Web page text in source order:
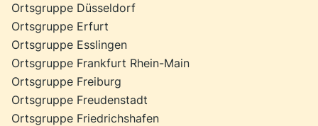
Ortsgruppe Düsseldorf
Ortsgruppe Erfurt
Ortsgruppe Esslingen
Ortsgruppe Frankfurt Rhein-Main
Ortsgruppe Freiburg
Ortsgruppe Freudenstadt
Ortsgruppe Friedrichshafen